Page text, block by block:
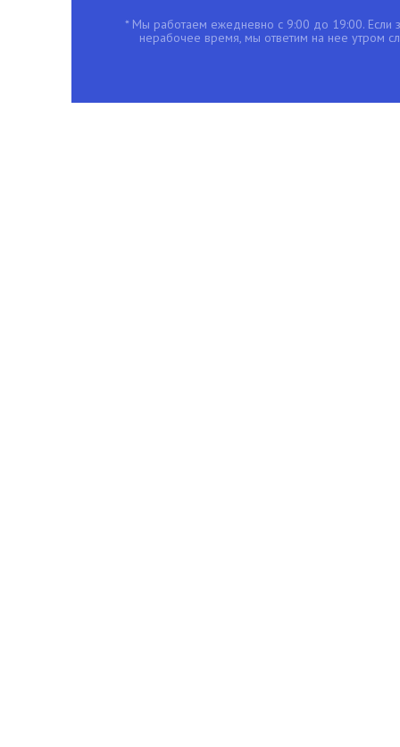
* Мы работаем ежедневно с 9:00 до 19:00. Если
нерабочее время, мы ответим на нее утром